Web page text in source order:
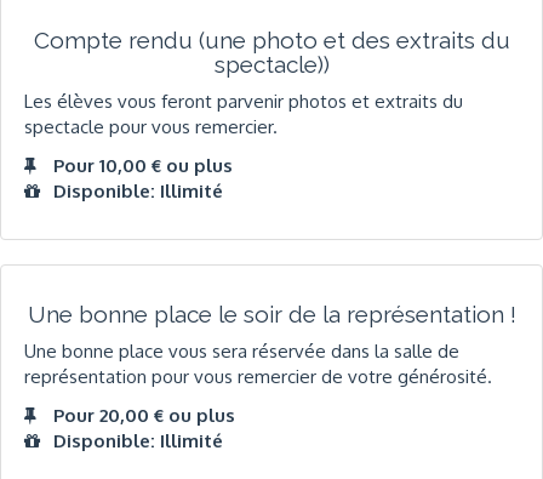
Compte rendu (une photo et des extraits du
spectacle))
Les élèves vous feront parvenir photos et extraits du
spectacle pour vous remercier.
Pour 10,00 € ou plus
Disponible: Illimité
Une bonne place le soir de la représentation !
Une bonne place vous sera réservée dans la salle de
représentation pour vous remercier de votre générosité.
Pour 20,00 € ou plus
Disponible: Illimité